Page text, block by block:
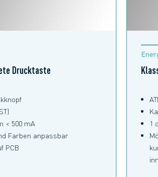
Drucktaste
< 500 mA
Farben anpassbar
PCB
1